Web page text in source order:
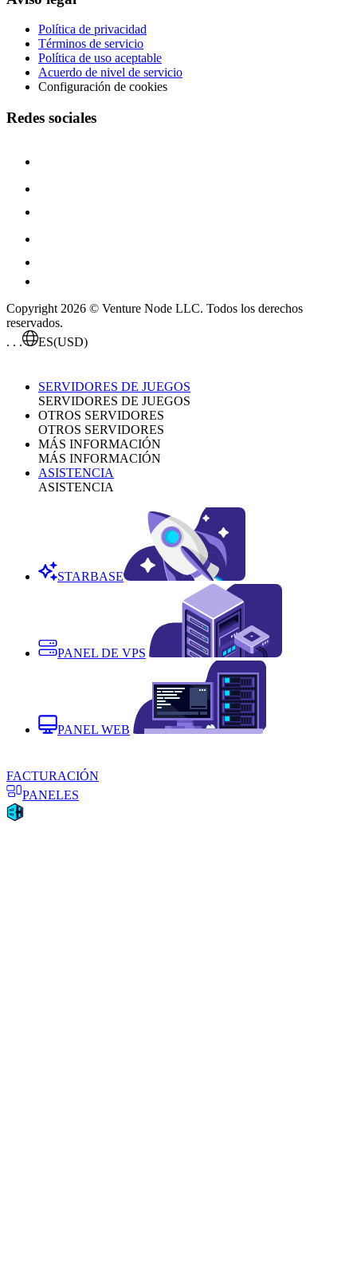
Política de privacidad
Términos de servicio
Política de uso aceptable
Acuerdo de nivel de servicio
Configuración de cookies
Redes sociales
Copyright 2026 © Venture Node LLC. Todos los derechos
reservados.
. . .
ES(USD)
SERVIDORES DE JUEGOS
SERVIDORES DE JUEGOS
OTROS SERVIDORES
OTROS SERVIDORES
MÁS INFORMACIÓN
MÁS INFORMACIÓN
ASISTENCIA
ASISTENCIA
STARBASE
PANEL DE VPS
PANEL WEB
FACTURACIÓN
PANELES